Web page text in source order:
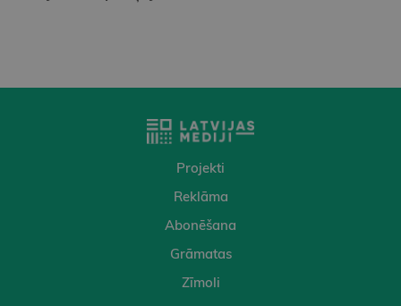
Projekti
Reklāma
Abonēšana
Grāmatas
Zīmoli